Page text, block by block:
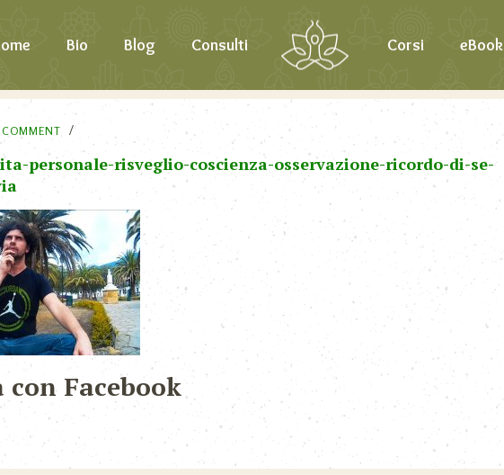
Bio Blog Consulti Corsi eBook
personale-risveglio-coscienza-osservazione-ricordo-di-se-
con Facebook